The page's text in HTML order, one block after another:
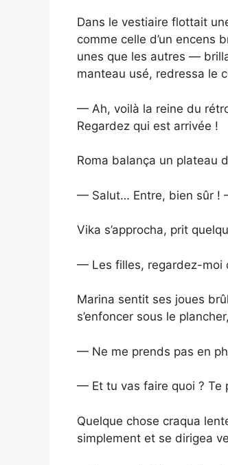
Dans le vestiaire flottait
comme celle d’un encens
unes que les autres —
manteau usé, redressa le
— Ah, voilà la reine du
Regardez qui est arrivée !
Roma balança un plateau
— Salut… Entre, bien sûr !
Vika s’approcha, prit
— Les filles, regardez-moi
Marina sentit ses joues
s’enfoncer sous le
— Ne me prends pas en
— Et tu vas faire quoi ? Te
Quelque chose craqua
simplement et se dirigea